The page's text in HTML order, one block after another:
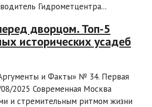
Гидрометцентра...
дворцом. Топ-5
исторических усадеб
и Факты» № 34. Первая
2025 Современная Москва
и стремительным ритмом жизни